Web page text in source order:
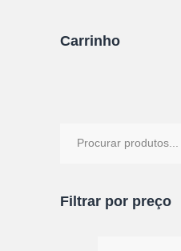
Carrinho
Filtrar por preço